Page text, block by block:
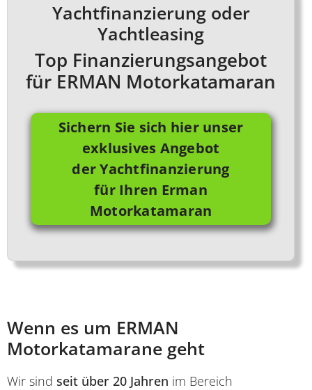
Yachtfinanzierung oder
Yachtleasing
Top Finanzierungsangebot
für ERMAN Motorkatamaran
Sichern Sie sich hier unser
exklusives Angebot
der Yachtfinanzierung
für Ihren Erman
Motorkatamaran
Wenn es um ERMAN
Motorkatamarane geht
Wir sind seit über 20 Jahren im Bereich